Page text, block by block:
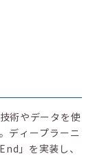
術やデータを使
ディープラーニ
」を実装し、